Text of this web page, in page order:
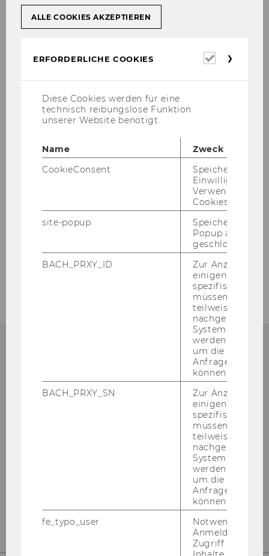
Past Events
WU Tax Law Technology Center
Debate
WU Tax Law Technology Symposium
WU Tax Law Technology Conference
Teaching
In­sti­tu­te for Aus­tri­an and In­ter­na­tio­nal Tax
WU Vi­en­na Uni­ver­si­ty of Eco­no­mics and
Welt­han­dels­platz 1, Buil­ding D3.2
taxlaw­tech­no­lo­gy­cen­ter@wu.ac.at
ALLE COOKIES AKZEPTIEREN
ERFORDERLICHE COOKIES
Diese Cookies werden für eine
technisch reibungslose Funktion
unserer Website benötigt.
Name
Zweck
CookieConsent
Speichert Ihre
Einwilligung zur
Verwendung von
Cookies.
site-popup
Speichert ob ein
Popup
geschlossen
BACH_PRXY_ID
Zur Anzeige von
einigen WU-
spezifischen
müssen
teilweise von
nachgelagerten
System
werden.
um die Antwort
Anfrage
können.
BACH_PRXY_SN
Zur Anzeige von
einigen WU-
spezifischen
müssen
teilweise von
nachgelagerten
System
werden.
um die Antwort
Anfrage
können.
fe_typo_user
Notwendig für
Anmeldung und
Zugriff auf